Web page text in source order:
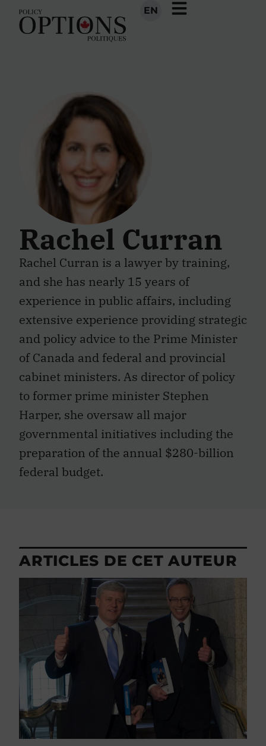
EN
Rachel Curran
Rachel Curran is a lawyer by training,
and she has nearly 15 years of
experience in public affairs, including
extensive experience providing strategic
and policy advice to the Prime Minister
of Canada and federal and provincial
cabinet ministers. As director of policy
to former prime minister Stephen
Harper, she oversaw all major
governmental initiatives including the
preparation of the annual $280-billion
federal budget.
ARTICLES DE CET AUTEUR